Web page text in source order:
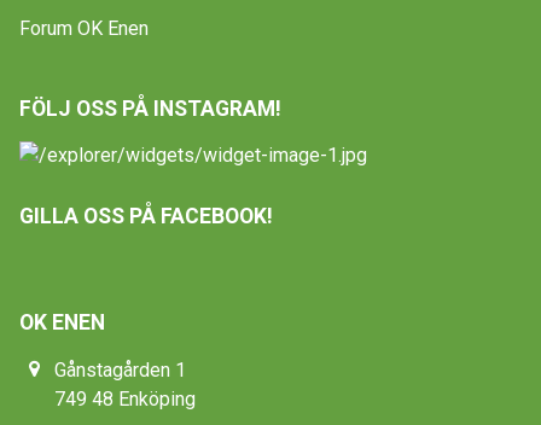
Forum OK Enen
FÖLJ OSS PÅ INSTAGRAM!
GILLA OSS PÅ FACEBOOK!
OK ENEN
Gånstagården 1
749 48 Enköping